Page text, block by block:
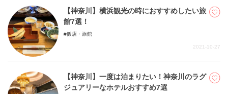
【神奈川】横浜観光の時におすすめしたい旅
館7選！
飯店・旅館
2021-10-27
【神奈川】一度は泊まりたい！神奈川のラグ
ジュアリーなホテルおすすめ7選